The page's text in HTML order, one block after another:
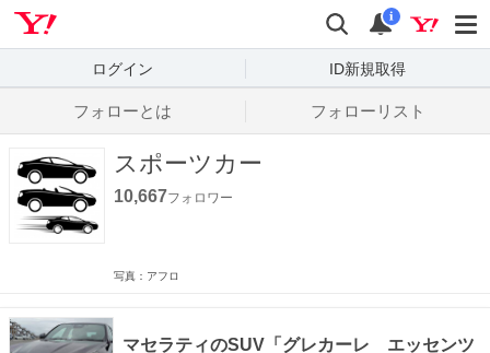
検索
通知
i
ログイン ID新規取得
フォローとは フォローリスト
スポーツカー
10,667フォロワー
写真：アフロ
マセラティのSUV「グレカーレ エッセンツ